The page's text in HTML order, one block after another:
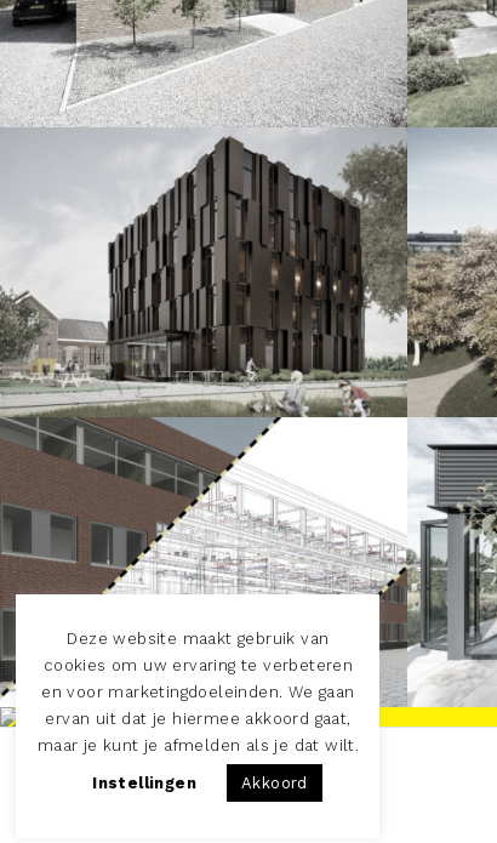
Gasfabriek Gebouw Y
Deventer
Engineering
Herontwikkeling
Deze website maakt gebruik van
cookies om uw ervaring te verbeteren
en voor marketingdoeleinden. We gaan
ervan uit dat je hiermee akkoord gaat,
maar je kunt je afmelden als je dat wilt.
Instellingen Akkoord